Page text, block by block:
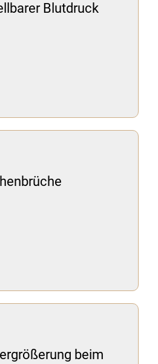
Blutdruck
beim